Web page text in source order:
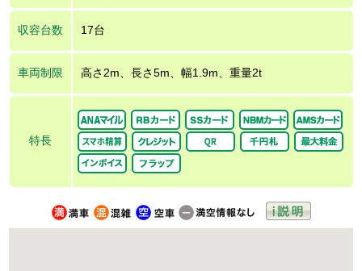
収容台数 17台
車両制限 高さ2m、長さ5m、幅1.9m、重量2t
特長